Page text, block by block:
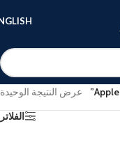
عرض النتيجة الوحيدة
الفلاتر